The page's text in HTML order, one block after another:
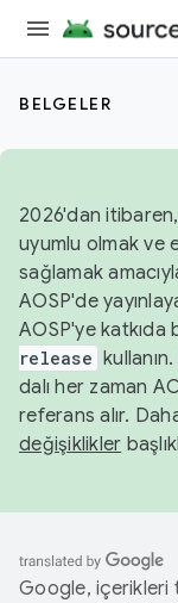
BELGELER
2026'dan
uyumlu olmak ve
sağlamak
AOSP'de
AOSP'ye katkıda
release kullanın.
dalı her zaman
referans alır.
değişiklikler
Google, içerikleri